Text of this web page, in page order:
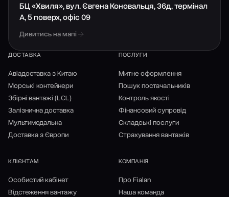
БЦ «Хвиля», вул. Євгена Коновальця, 36д, термінал
А, 5 поверх, офіс 09
Дивитись на мапі
ДОСТАВКА
Авіадоставка з Китаю
Морські контейнери
Збірні вантажі (LCL)
Залізнична доставка
Мультимодальна
Доставка з Європи
ПОСЛУГИ
Митне оформлення
Пошук постачальників
Контроль якості
Фінансовий супровід
Складські послуги
Страхування вантажів
КЛІЄНТАМ
Особистий кабінет
Відстеження вантажу
КОМПАНІЯ
Про Fialan
Наша команда